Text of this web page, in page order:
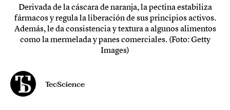
Derivada de la cáscara de naranja, la pectina estabiliza
fármacos y regula la liberación de sus principios activos.
Además, le da consistencia y textura a algunos alimentos
como la mermelada y panes comerciales. (Foto: Getty
Images)
TecScience